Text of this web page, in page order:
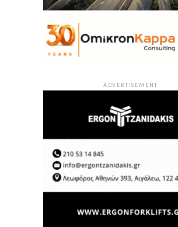
ADVERTISEMENT